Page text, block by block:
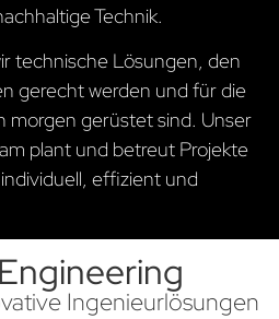
Technik.
technische Lösungen, den
gerecht werden und für die
morgen gerüstet sind. Unser
plant und betreut Projekte
effizient und
Ingenieurlösungen